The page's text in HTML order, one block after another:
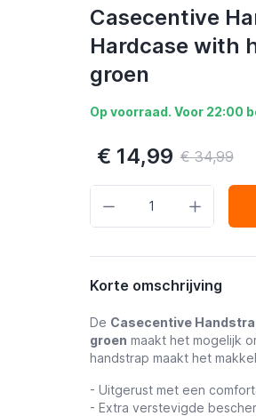
Casecentive
Hardcase with
groen
Op voorraad. Voor 22:00
€ 14,99 € 34,99
Korte omschrijving
De Casecentive
groen maakt het mogelijk
handstrap maakt het
- Uitgerust met een
- Extra verstevigde